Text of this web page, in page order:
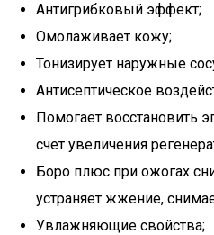
Антигрибковый эффект;
Омолаживает кожу;
Тонизирует наружные
Антисептическое
Помогает восстановить
счет увеличения
Боро плюс при ожогах
устраняет жжение,
Увлажняющие свойства;